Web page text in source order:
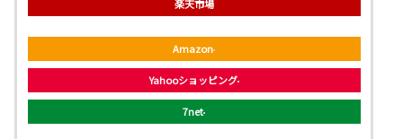
楽天市場
Amazon
Yahooショッピング
7net